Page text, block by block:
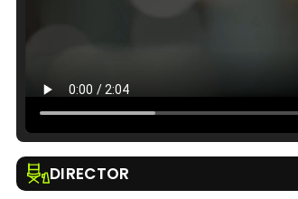
DIRECTOR